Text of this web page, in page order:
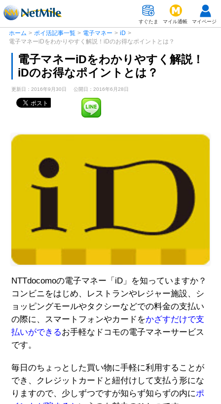
マイページ
マイル通帳
すぐたま
ホーム > ポイ活記事一覧 > 電子マネー > iD >
電子マネーiDをわかりやすく解説！iDのお得なポイントとは？
電子マネーiDをわかりやすく解説！
iDのお得なポイントとは？
更新日：2016年9月30日 公開日：2016年6月28日
NTTdocomoの電子マネー「iD」を知っていますか？
コンビニをはじめ、レストランやレジャー施設、シ
ョッピングモールやタクシーなどでの料金の支払い
の際に、スマートフォンやカードをかざすだけで支
払いができるお手軽なドコモの電子マネーサービス
です。
毎日のちょっとした買い物に手軽に利用することが
でき、クレジットカードと紐付けして支払う形にな
りますので、少しずつですが知らず知らずの内にポ